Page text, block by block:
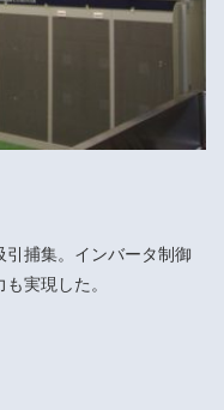
捕集。インバータ制御
実現した。